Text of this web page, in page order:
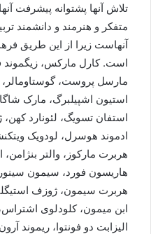
تلاش آنها پشتوانه پیشرفت
متفکر و هنرمند و دانشمند
آنهاست زیرا از این طریق
است. کارل مارکس، زیگموند
مارسل پروست، گوستاومالر،
استیون اشپیلبرگ، مارک
استفان تسویگ، لئونارد
ادموند هوسرل، لودویک
هربرت مارکوز، والتر بنژامن،
هاریسون فورد، سیمون
هربرت سیمون، ژوزف
ابن میمون، کلودلوی اشتراس،
الیزابت دو فونتوا، ریموند